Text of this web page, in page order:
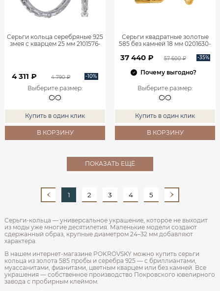
Серьги кольца серебряные 925
змея с кварцем 25 мм 2101576-
4 311 ₽ 4 790 ₽ -10%
Выберите размер:
Купить в один клик
В КОРЗИНУ
Серьги квадратные золотые
585 без камней 18 мм 0201630-
37 440 ₽ 57 600 ₽ -35%
Почему выгодно?
Выберите размер:
Купить в один клик
В КОРЗИНУ
ПОКАЗАТЬ ЕЩЁ
1 2 3 4 5
Серьги-кольца — универсальное украшение, которое не выходит
из моды уже многие десятилетия. Маленькие модели создают
сдержанный образ, крупные диаметром 24–32 мм добавляют
характера.
В нашем интернет-магазине POKROVSKY можно купить серьги
кольца из золота 585 пробы и серебра 925 — с бриллиантами,
муассанитами, фианитами, цветным кварцем или без камней. Все
украшения — собственное производство Покровского ювелирного
завода с пробирным клеймом.